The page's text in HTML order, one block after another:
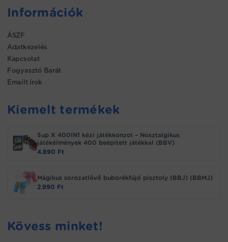
Információk
ÁSZF
Adatkezelés
Kapcsolat
Fogyasztó Barát
Emailt írok
Kiemelt termékek
Sup X 400IN1 kézi játékkonzol – Nosztalgikus
játékélmények 400 beépített játékkal (BBV)
4.890 Ft
Mágikus sorozatlövő buborékfújó pisztoly (BBJ) (BBMJ)
2.990 Ft
Kövess minket!